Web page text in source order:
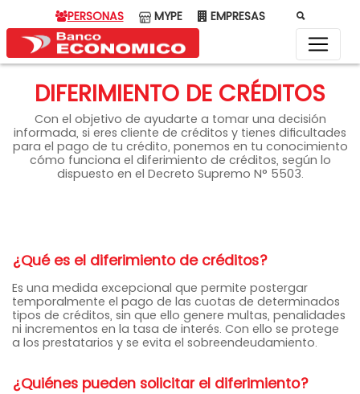
PERSONAS MYPE EMPRESAS
DIFERIMIENTO DE CRÉDITOS
Con el objetivo de ayudarte a tomar una decisión
informada, si eres cliente de créditos y tienes dificultades
para el pago de tu crédito, ponemos en tu conocimiento
cómo funciona el diferimiento de créditos, según lo
dispuesto en el Decreto Supremo N° 5503.
¿Qué es el diferimiento de créditos?
Es una medida excepcional que permite postergar
temporalmente el pago de las cuotas de determinados
tipos de créditos, sin que ello genere multas, penalidades
ni incrementos en la tasa de interés. Con ello se protege
a los prestatarios y se evita el sobreendeudamiento.
¿Quiénes pueden solicitar el diferimiento?